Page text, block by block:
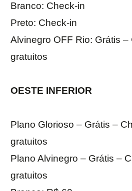
Branco: Check-in
Preto: Check-in
Alvinegro OFF Rio: Grátis –
gratuitos
OESTE INFERIOR
Plano Glorioso – Grátis –
gratuitos
Plano Alvinegro – Grátis –
gratuitos